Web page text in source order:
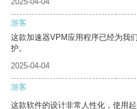
游客
这款加速器VPM应用程序已经为我
护。
2025-04-04
游客
这款软件的设计非常人性化，使用起